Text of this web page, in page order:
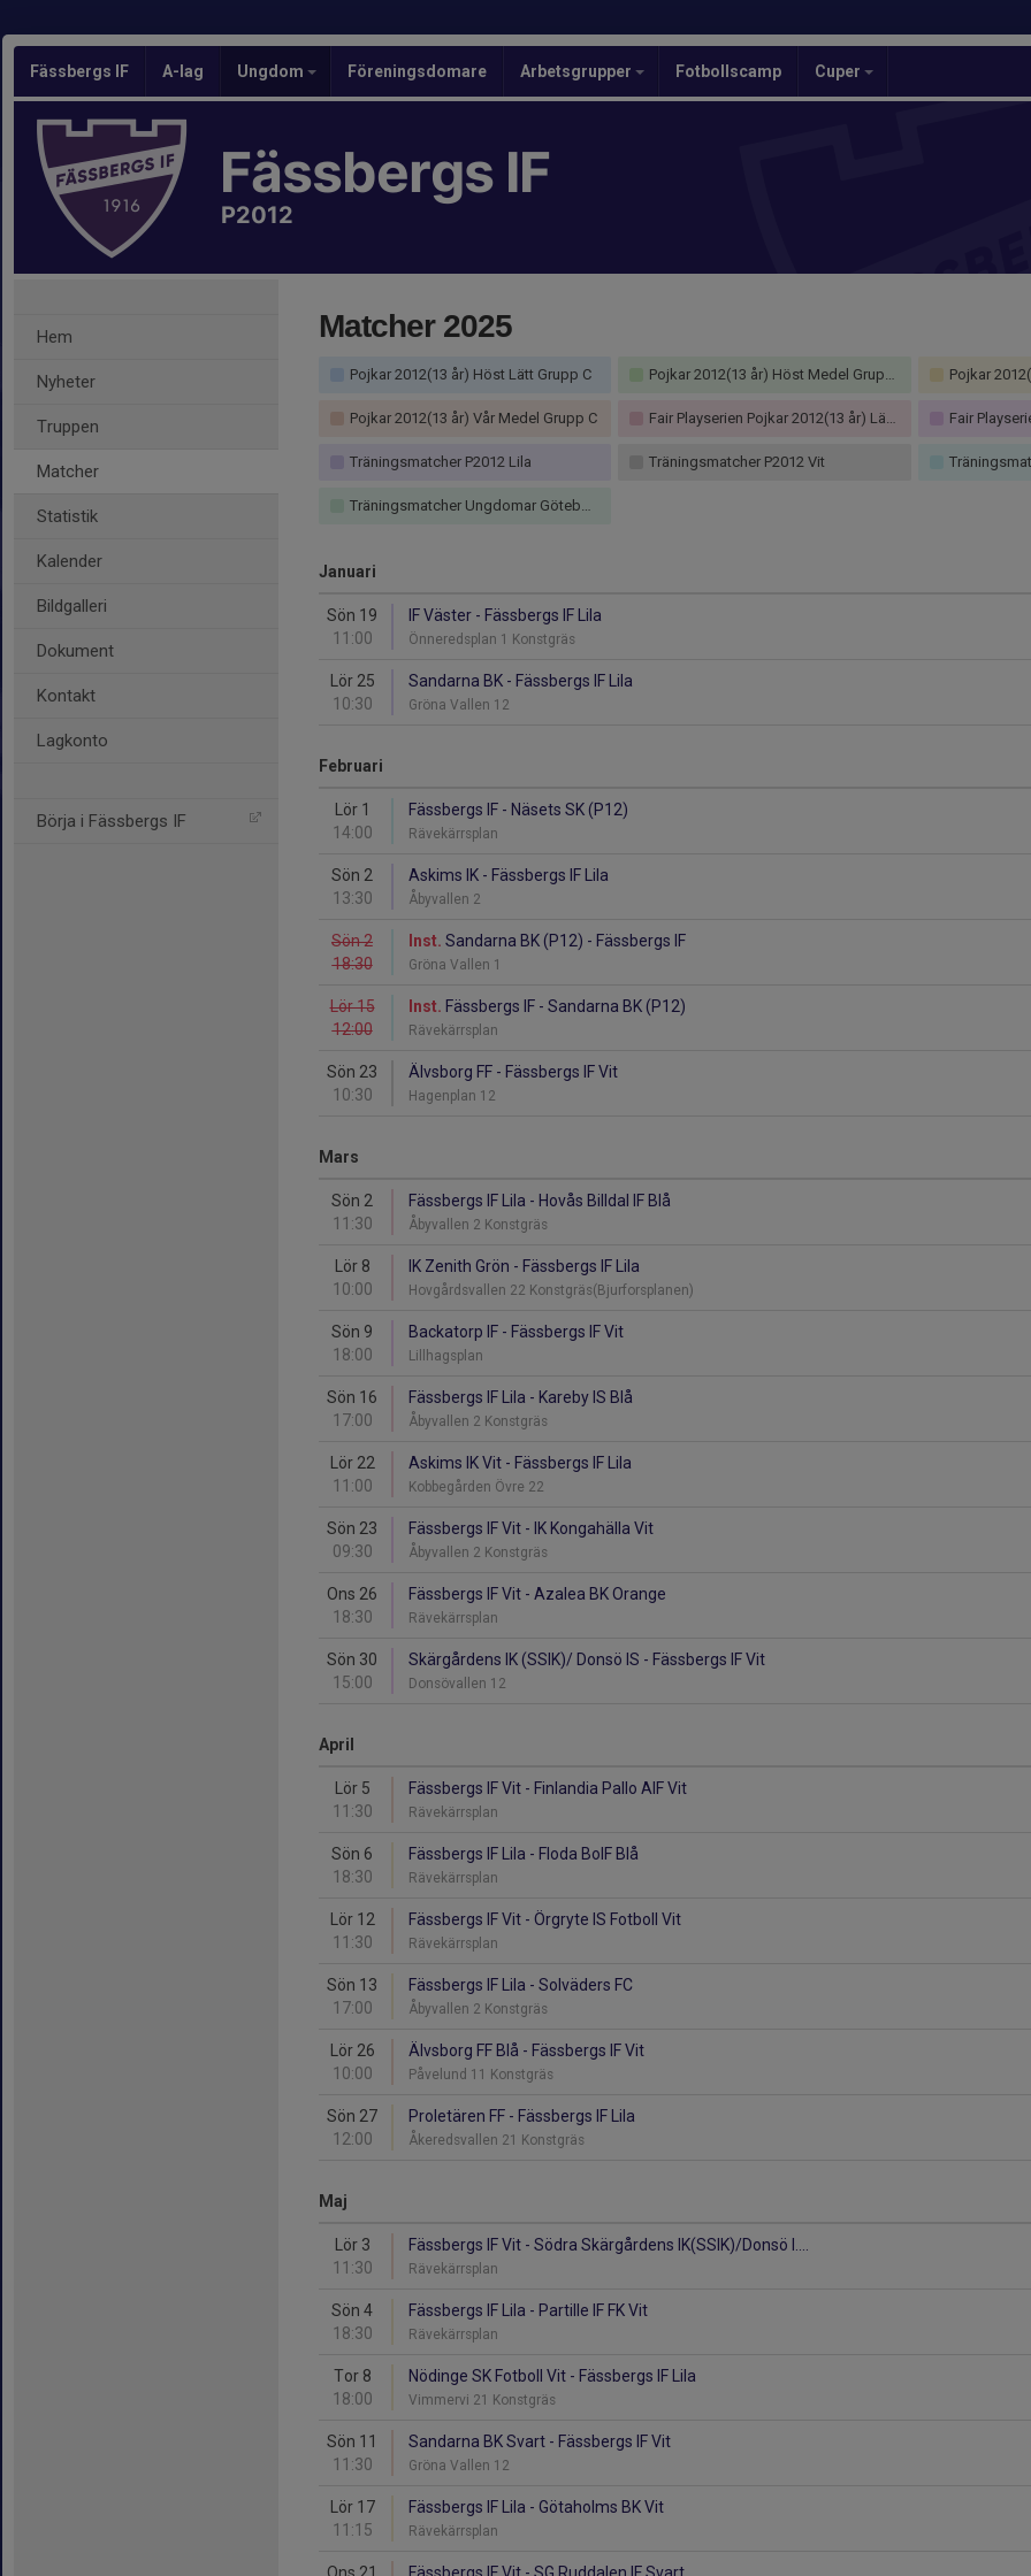
Fässbergs IF A-lag Ungdom Föreningsdomare Arbetsgrupper Fotbollscamp Cuper
Fässbergs IF
P2012
Hem
Nyheter
Truppen
Matcher
Statistik
Kalender
Bildgalleri
Dokument
Kontakt
Lagkonto
Börja i Fässbergs IF
Matcher 2025
Pojkar 2012(13 år) Höst Lätt Grupp C Pojkar 2012(13 år) Höst Medel Grupp D Pojkar
Pojkar 2012(13 år) Vår Medel Grupp C Fair Playserien Pojkar 2012(13 år) Lätt Grupp A Fair Playserien
Träningsmatcher P2012 Lila Träningsmatcher P2012 Vit
Träningsmatcher Ungdomar Göteborg Pojk
Januari
Sön 19
11:00
IF Väster - Fässbergs IF Lila
Önneredsplan 1 Konstgräs
Lör 25
10:30
Sandarna BK - Fässbergs IF Lila
Gröna Vallen 12
Februari
Lör 1
14:00
Fässbergs IF - Näsets SK (P12)
Rävekärrsplan
Sön 2
13:30
Askims IK - Fässbergs IF Lila
Åbyvallen 2
Sön 2
18:30
Inst. Sandarna BK (P12) - Fässbergs IF
Gröna Vallen 1
Lör 15
12:00
Inst. Fässbergs IF - Sandarna BK (P12)
Rävekärrsplan
Sön 23
10:30
Älvsborg FF - Fässbergs IF Vit
Hagenplan 12
Mars
Sön 2
11:30
Fässbergs IF Lila - Hovås Billdal IF Blå
Åbyvallen 2 Konstgräs
Lör 8
10:00
IK Zenith Grön - Fässbergs IF Lila
Hovgårdsvallen 22 Konstgräs(Bjurforsplanen)
Sön 9
18:00
Backatorp IF - Fässbergs IF Vit
Lillhagsplan
Sön 16
17:00
Fässbergs IF Lila - Kareby IS Blå
Åbyvallen 2 Konstgräs
Lör 22
11:00
Askims IK Vit - Fässbergs IF Lila
Kobbegården Övre 22
Sön 23
09:30
Fässbergs IF Vit - IK Kongahälla Vit
Åbyvallen 2 Konstgräs
Ons 26
18:30
Fässbergs IF Vit - Azalea BK Orange
Rävekärrsplan
Sön 30
15:00
Skärgårdens IK (SSIK)/ Donsö IS - Fässbergs IF Vit
Donsövallen 12
April
Lör 5
11:30
Fässbergs IF Vit - Finlandia Pallo AIF Vit
Rävekärrsplan
Sön 6
18:30
Fässbergs IF Lila - Floda BoIF Blå
Rävekärrsplan
Lör 12
11:30
Fässbergs IF Vit - Örgryte IS Fotboll Vit
Rävekärrsplan
Sön 13
17:00
Fässbergs IF Lila - Solväders FC
Åbyvallen 2 Konstgräs
Lör 26
10:00
Älvsborg FF Blå - Fässbergs IF Vit
Påvelund 11 Konstgräs
Sön 27
12:00
Proletären FF - Fässbergs IF Lila
Åkeredsvallen 21 Konstgräs
Maj
Lör 3
11:30
Fässbergs IF Vit - Södra Skärgårdens IK(SSIK)/Donsö I....
Rävekärrsplan
Sön 4
18:30
Fässbergs IF Lila - Partille IF FK Vit
Rävekärrsplan
Tor 8
18:00
Nödinge SK Fotboll Vit - Fässbergs IF Lila
Vimmervi 21 Konstgräs
Sön 11
11:30
Sandarna BK Svart - Fässbergs IF Vit
Gröna Vallen 12
Lör 17
11:15
Fässbergs IF Lila - Götaholms BK Vit
Rävekärrsplan